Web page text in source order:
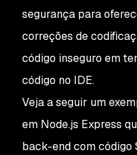
segurança para
correções de
código inseguro em
código no IDE.
Veja a seguir um
em Node.js Express
back-end com código